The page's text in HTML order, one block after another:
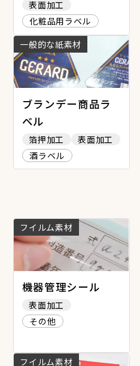
表面加工
化粧品用ラベル
一般的な紙素材
ブランデー商品ラ
ベル
箔押加工
表面加工
酒ラベル
フイルム素材
機器管理シール
表面加工
その他
フイルム素材